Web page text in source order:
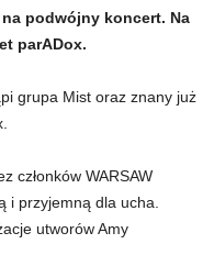
podwójny koncert. Na
parADox.
grupa Mist oraz znany już
członków WARSAW
i przyjemną dla ucha.
utworów Amy